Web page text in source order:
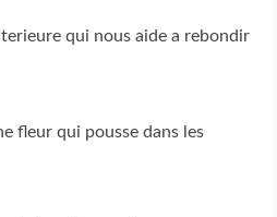
qui nous aide a rebondir
fleur qui pousse dans les